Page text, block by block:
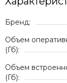
Бренд:
Объем
(Гб):
Объем
(Гб):